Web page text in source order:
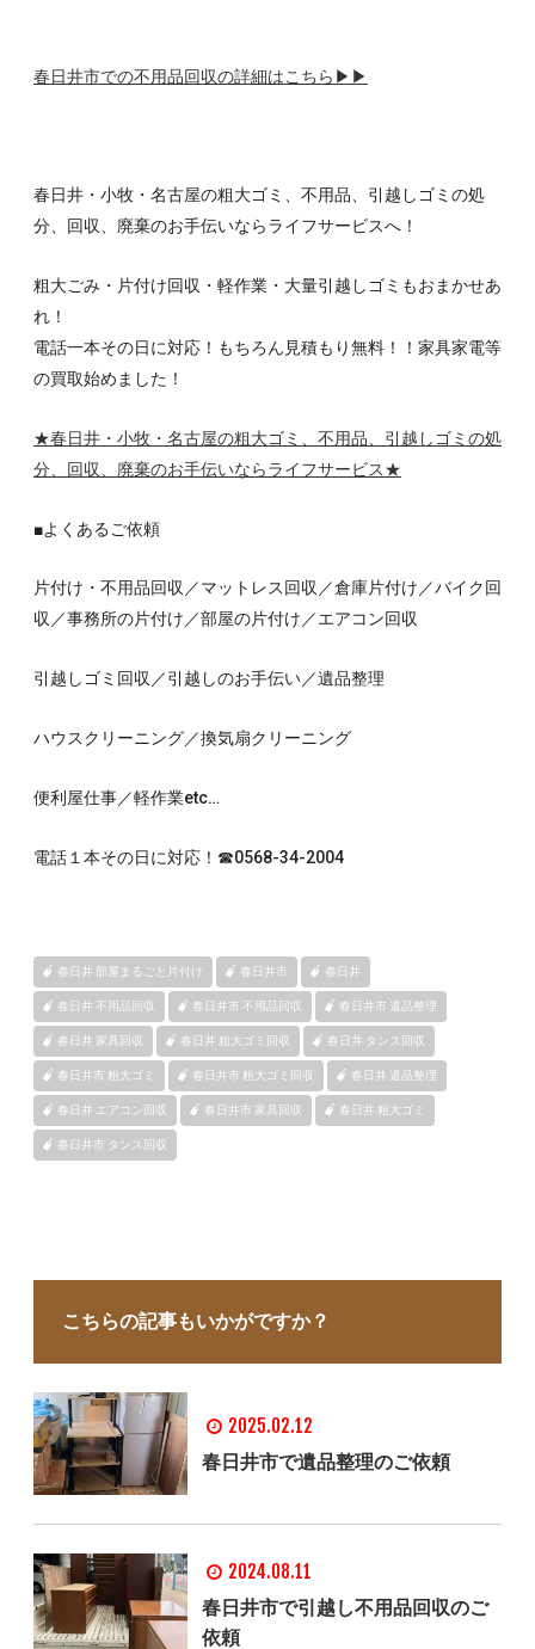
春日井市での不用品回収の詳細はこちら▶▶
春日井・小牧・名古屋の粗大ゴミ、不用品、引越しゴミの処
分、回収、廃棄のお手伝いならライフサービスへ！
粗大ごみ・片付け回収・軽作業・大量引越しゴミもおまかせあ
れ！
電話一本その日に対応！もちろん見積もり無料！！家具家電等
の買取始めました！
★春日井・小牧・名古屋の粗大ゴミ、不用品、引越しゴミの処
分、回収、廃棄のお手伝いならライフサービス★
■よくあるご依頼
片付け・不用品回収／マットレス回収／倉庫片付け／バイク回
収／事務所の片付け／部屋の片付け／エアコン回収
引越しゴミ回収／引越しのお手伝い／遺品整理
ハウスクリーニング／換気扇クリーニング
便利屋仕事／軽作業etc…
電話１本その日に対応！☎0568-34-2004
春日井 部屋まるごと片付け 春日井市 春日井
春日井 不用品回収 春日井市 不用品回収 春日井市 遺品整理
春日井 家具回収 春日井 粗大ゴミ回収 春日井 タンス回収
春日井市 粗大ゴミ 春日井市 粗大ゴミ回収 春日井 遺品整理
春日井 エアコン回収 春日井市 家具回収 春日井 粗大ゴミ
春日井市 タンス回収
こちらの記事もいかがですか？
2025.02.12
春日井市で遺品整理のご依頼
2024.08.11
春日井市で引越し不用品回収のご
依頼